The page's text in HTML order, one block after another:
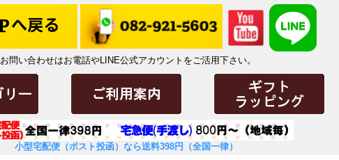
お問い合わせはお電話やLINE公式アカウントをご活用下さい。
小型宅配便（ポスト投函）なら送料398円（全国一律）